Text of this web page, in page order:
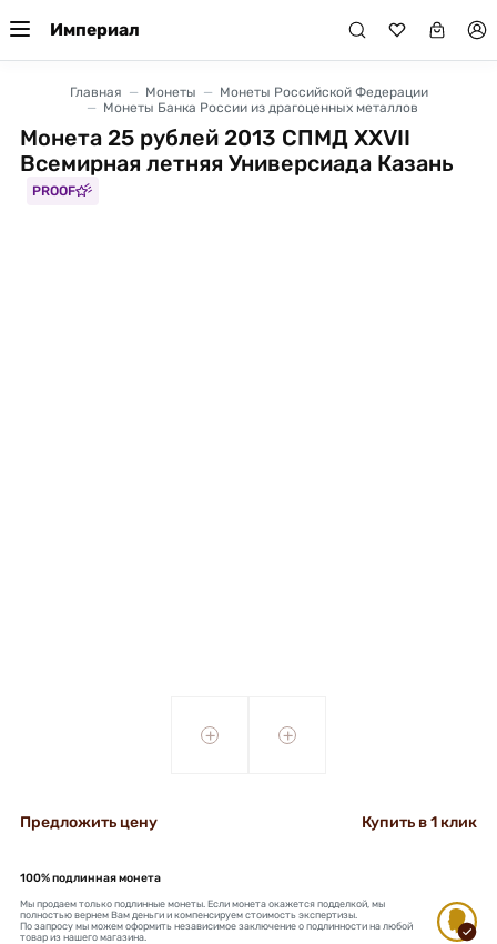
Империал
Главная Монеты
Монеты Российской Федерации
Монеты Банка России из драгоценных металлов
Монета 25 рублей 2013 СПМД XXVII
Всемирная летняя Универсиада Казань
PROOF
+ +
Предложить цену Купить в 1 клик
100% подлинная монета
Мы продаем только подлинные монеты. Если монета окажется подделкой, мы
полностью вернем Вам деньги и компенсируем стоимость экспертизы.
По запросу мы можем оформить независимое заключение о подлинности на любой
товар из нашего магазина.